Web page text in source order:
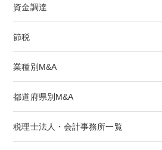
資金調達
節税
業種別M&A
都道府県別M&A
税理士法人・会計事務所一覧